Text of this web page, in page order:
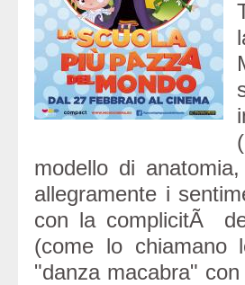
modello di
allegramente i
con la complicitÃ
(come lo chiamano
"danza macabra"